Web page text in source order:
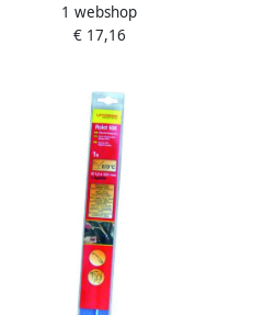
12% 2st ROT035609
1 webshop
€ 17,16